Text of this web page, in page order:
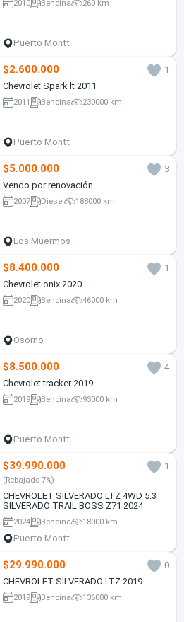
2010 Bencina 260 km
Puerto Montt
$2.600.000
1
Chevrolet Spark lt 2011
2011 Bencina 230000 km
Puerto Montt
$5.000.000
3
Vendo por renovación
2007 Diesel 188000 km
Los Muermos
$8.400.000
1
Chevrolet onix 2020
2020 Bencina 46000 km
Osorno
$8.500.000
4
Chevrolet tracker 2019
2019 Bencina 93000 km
Puerto Montt
$39.990.000 1
(Rebajado 7%)
CHEVROLET SILVERADO LTZ 4WD 5.3
SILVERADO TRAIL BOSS Z71 2024
2024 Bencina 18000 km
Puerto Montt
$29.990.000
0
CHEVROLET SILVERADO LTZ 2019
2019 Bencina 136000 km